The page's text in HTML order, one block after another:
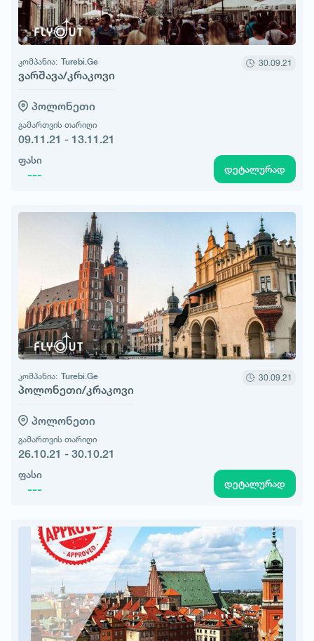
კომპანია: Turebi.Ge
ვარშავა/კრაკოვი
30.09.21
პოლონეთი
გამართვის თარიღი
09.11.21 - 13.11.21
ფასი
--- დეტალურად
კომპანია: Turebi.Ge
პოლონეთი/კრაკოვი
30.09.21
პოლონეთი
გამართვის თარიღი
26.10.21 - 30.10.21
ფასი
--- დეტალურად